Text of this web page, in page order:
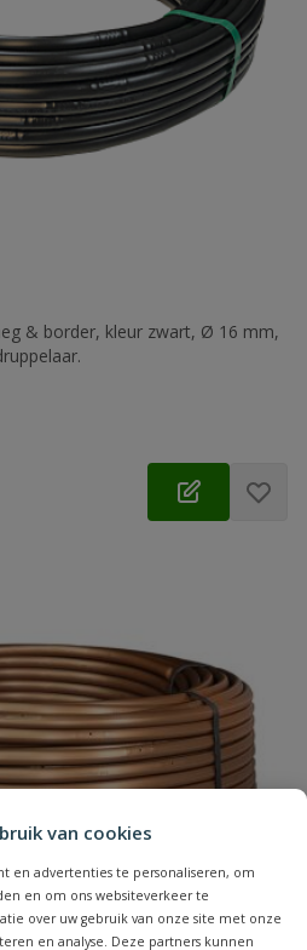
van cookies
en advertenties te personaliseren, om
en om ons websiteverkeer te
over uw gebruik van onze site met onze
en analyse. Deze partners kunnen
& border, kleur zwart, Ø 16 mm,